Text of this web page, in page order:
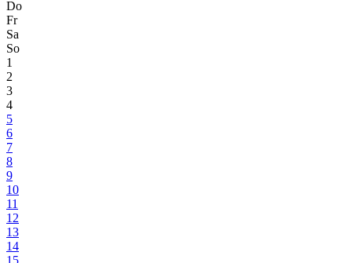
Do
Fr
Sa
So
1
2
3
4
5
6
7
8
9
10
11
12
13
14
15